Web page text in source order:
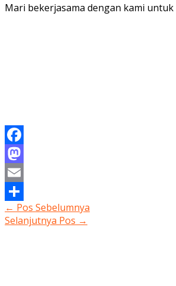
Mari bekerjasama dengan kami
Facebook
Mastodon
Email
Share
← Pos Sebelumnya
Selanjutnya Pos →